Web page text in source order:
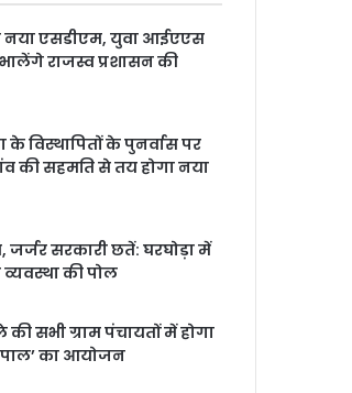
नया एसडीएम, युवा आईएएस
राजस्व प्रशासन की
विस्थापितों के पुनर्वास पर
की सहमति से तय होगा नया
जर्जर सरकारी छतें: घरघोड़ा में
की पोल
सभी ग्राम पंचायतों में होगा
का आयोजन